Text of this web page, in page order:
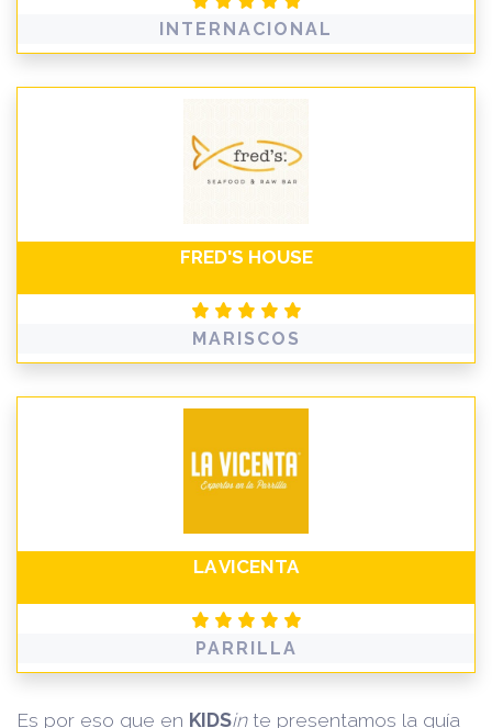
INTERNACIONAL
FRED'S HOUSE
MARISCOS
LA VICENTA
PARRILLA
Es por eso que en KIDSinte presentamos la guía